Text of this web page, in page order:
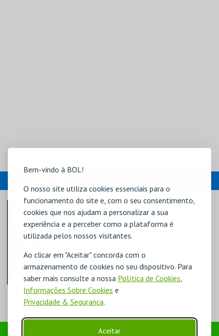
Bem-vindo à BOL!
O nosso site utiliza cookies essenciais para o
funcionamento do site e, com o seu consentimento,
cookies que nos ajudam a personalizar a sua
experiência e a perceber como a plataforma é
utilizada pelos nossos visitantes.
Ao clicar em "Aceitar" concorda com o
armazenamento de cookies no seu dispositivo. Para
saber mais consulte a nossa Política de Cookies
Informações Sobre Cookies e
Privacidade & Segurança.
Aceitar
ÓPTIMISTA
CÉPTICO - DIOGO
BATÁGUAS
TEATRO-CINE